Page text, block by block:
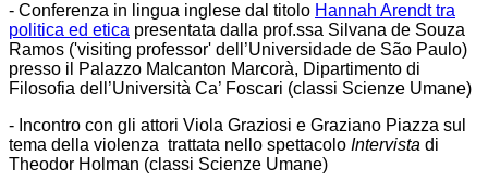
- Conferenza in lingua inglese dal titolo Hannah Arendt tra
politica ed etica presentata dalla prof.ssa Silvana de Souza
Ramos ('visiting professor' dell’Universidade de São Paulo)
presso il Palazzo Malcanton Marcorà, Dipartimento di
Filosofia dell’Università Ca’ Foscari (classi Scienze Umane)
- Incontro con gli attori Viola Graziosi e Graziano Piazza sul
tema della violenza trattata nello spettacolo Intervista di
Theodor Holman (classi Scienze Umane)